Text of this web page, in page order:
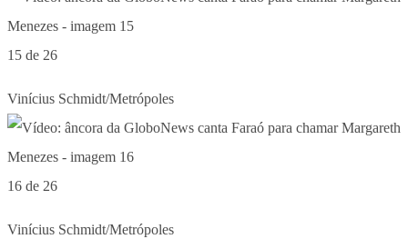
15 de 26
Vinícius Schmidt/Metrópoles
16 de 26
Vinícius Schmidt/Metrópoles